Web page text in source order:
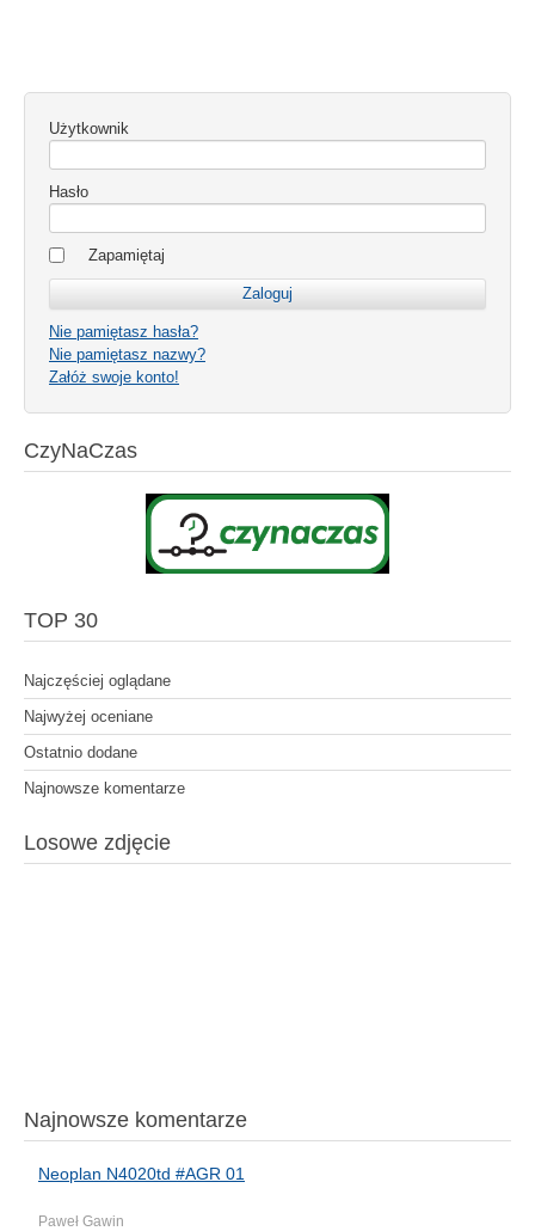
Użytkownik
Hasło
Zapamiętaj
Nie pamiętasz hasła?
Nie pamiętasz nazwy?
Załóż swoje konto!
CzyNaCzas
TOP 30
Najczęściej oglądane
Najwyżej oceniane
Ostatnio dodane
Najnowsze komentarze
Losowe zdjęcie
Najnowsze komentarze
Neoplan N4020td #AGR 01
Paweł Gawin